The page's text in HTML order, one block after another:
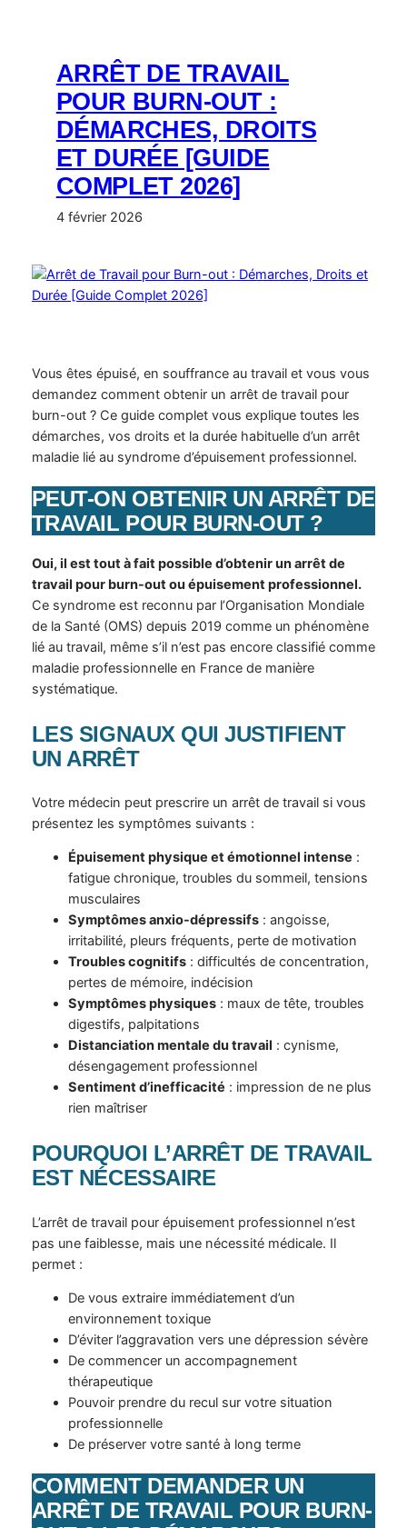
ARRÊT DE TRAVAIL
POUR BURN-OUT :
DÉMARCHES, DROITS
ET DURÉE [GUIDE
COMPLET 2026]
4 février 2026
Vous êtes épuisé, en souffrance au travail et vous vous
demandez comment obtenir un arrêt de travail pour
burn-out ? Ce guide complet vous explique toutes les
démarches, vos droits et la durée habituelle d’un arrêt
maladie lié au syndrome d’épuisement professionnel.
PEUT-ON OBTENIR UN ARRÊT DE
TRAVAIL POUR BURN-OUT ?
Oui, il est tout à fait possible d’obtenir un arrêt de
travail pour burn-out ou épuisement professionnel.
Ce syndrome est reconnu par l’Organisation Mondiale
de la Santé (OMS) depuis 2019 comme un phénomène
lié au travail, même s’il n’est pas encore classifié comme
maladie professionnelle en France de manière
systématique.
LES SIGNAUX QUI JUSTIFIENT
UN ARRÊT
Votre médecin peut prescrire un arrêt de travail si vous
présentez les symptômes suivants :
Épuisement physique et émotionnel intense :
fatigue chronique, troubles du sommeil, tensions
musculaires
Symptômes anxio-dépressifs: angoisse,
irritabilité, pleurs fréquents, perte de motivation
Troubles cognitifs: difficultés de concentration,
pertes de mémoire, indécision
Symptômes physiques: maux de tête, troubles
digestifs, palpitations
Distanciation mentale du travail : cynisme,
désengagement professionnel
Sentiment d’inefficacité : impression de ne plus
rien maîtriser
POURQUOI L’ARRÊT DE TRAVAIL
EST NÉCESSAIRE
L’arrêt de travail pour épuisement professionnel n’est
pas une faiblesse, mais une nécessité médicale. Il
permet :
De vous extraire immédiatement d’un
environnement toxique
D’éviter l’aggravation vers une dépression sévère
De commencer un accompagnement
thérapeutique
Pouvoir prendre du recul sur votre situation
professionnelle
De préserver votre santé à long terme
COMMENT DEMANDER UN
ARRÊT DE TRAVAIL POUR BURN-